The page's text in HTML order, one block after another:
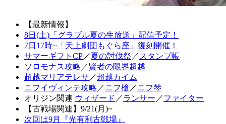
【最新情報】
8日(土)「グラブル夏の生放送」配信予定！
7日17時~「天上劇団もぐら座」復刻開催！
サマーギフトCP／夏の討伐祭 ／ スタンプ帳
ソロモナス攻略 ／賢者の限界超越
超越マリアテレサ ／超越カイム
ニフイヴィンテ攻略 ／ニフ槍 ／ニフ琴
オリジン関連 ウィザード ／ランサー ／ファイター
【古戦場関連】9/21(月)~
次回は9月『光有利古戦場』